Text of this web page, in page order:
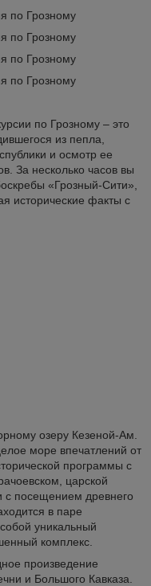
по Грозному – это
из пепла,
и осмотр ее
За несколько часов вы
«Грозный-Сити»,
исторические факты с
озеру Кезеной-Ам.
море впечатлений от
программы с
царской
с посещением древнего
в паре
уникальный
комплекс.
произведение
и Большого Кавказа.